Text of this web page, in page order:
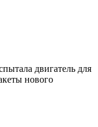
двигатель для
нового